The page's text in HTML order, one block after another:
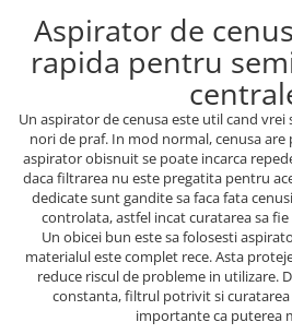
Aspirator de
rapida pentru
Un aspirator de cenusa este util cand vrei
nori de praf. In mod normal, cenusa
aspirator obisnuit se poate incarca
daca filtrarea nu este pregatita pentru
dedicate sunt gandite sa faca fata
controlata, astfel incat curatarea sa
Un obicei bun este sa folosesti
materialul este complet rece. Asta
reduce riscul de probleme in utilizare.
constanta, filtrul potrivit si
importante ca puterea